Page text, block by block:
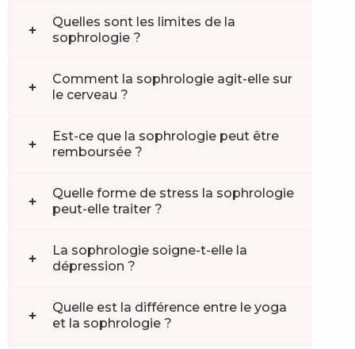
Quelles sont les limites de la
sophrologie ?
Comment la sophrologie agit-elle sur
le cerveau ?
Est-ce que la sophrologie peut être
remboursée ?
Quelle forme de stress la sophrologie
peut-elle traiter ?
La sophrologie soigne-t-elle la
dépression ?
Quelle est la différence entre le yoga
et la sophrologie ?